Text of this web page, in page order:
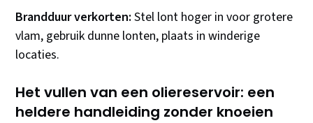
Brandduur verkorten: Stel lont hoger in voor grotere
vlam, gebruik dunne lonten, plaats in winderige
locaties.
Het vullen van een oliereservoir: een
heldere handleiding zonder knoeien